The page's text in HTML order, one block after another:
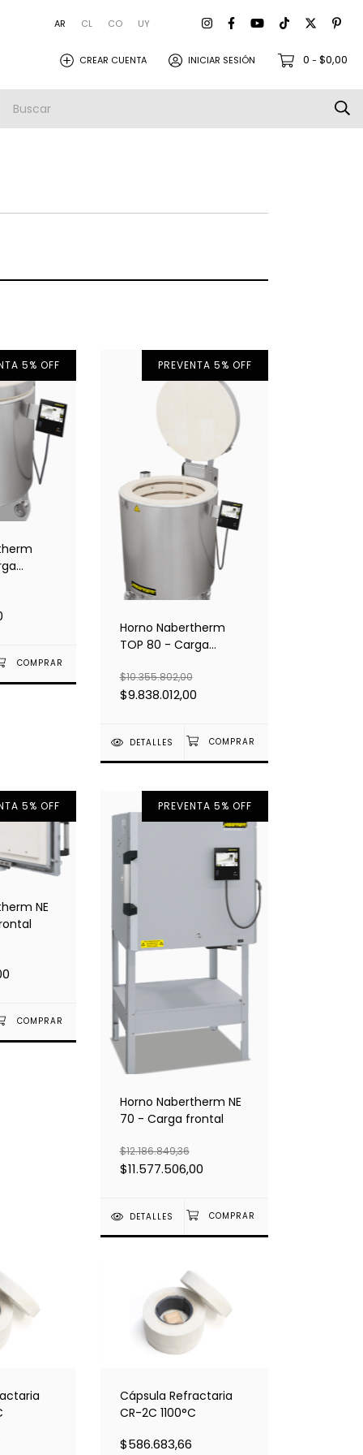
AR CL CO UY
CREAR CUENTA INICIAR SESIÓN 0 - $0,00
5% OFF PREVENTA 5% OFF
Horno Nabertherm
TOP 80 - Carga
$10.355.802,00
$9.838.012,00
DETALLES
5% OFF
NE
PREVENTA 5% OFF
Horno Nabertherm NE
70 - Carga frontal
$12.186.849,36
$11.577.506,00
DETALLES
Cápsula Refractaria
CR-2C 1100°C
$586.683,66